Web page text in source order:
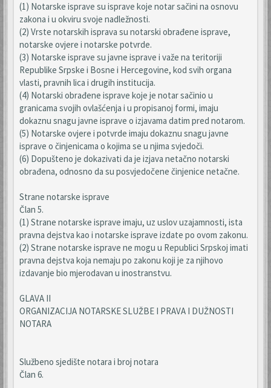
(1) Notarske isprave su isprave koje notar sačini na osnovu
zakona i u okviru svoje nadležnosti.
(2) Vrste notarskih isprava su notarski obrađene isprave,
notarske ovjere i notarske potvrde.
(3) Notarske isprave su javne isprave i važe na teritoriji
Republike Srpske i Bosne i Hercegovine, kod svih organa
vlasti, pravnih lica i drugih institucija.
(4) Notarski obrađene isprave koje je notar sačinio u
granicama svojih ovlašćenja i u propisanoj formi, imaju
dokaznu snagu javne isprave o izjavama datim pred notarom.
(5) Notarske ovjere i potvrde imaju dokaznu snagu javne
isprave o činjenicama o kojima se u njima svjedoči.
(6) Dopušteno je dokazivati da je izjava netačno notarski
obrađena, odnosno da su posvjedočene činjenice netačne.
Strane notarske isprave
Član 5.
(1) Strane notarske isprave imaju, uz uslov uzajamnosti, ista
pravna dejstva kao i notarske isprave izdate po ovom zakonu.
(2) Strane notarske isprave ne mogu u Republici Srpskoj imati
pravna dejstva koja nemaju po zakonu koji je za njihovo
izdavanje bio mjerodavan u inostranstvu.
GLAVA II
ORGANIZACIJA NOTARSKE SLUŽBE I PRAVA I DUŽNOSTI
NOTARA
Službeno sjedište notara i broj notara
Član 6.